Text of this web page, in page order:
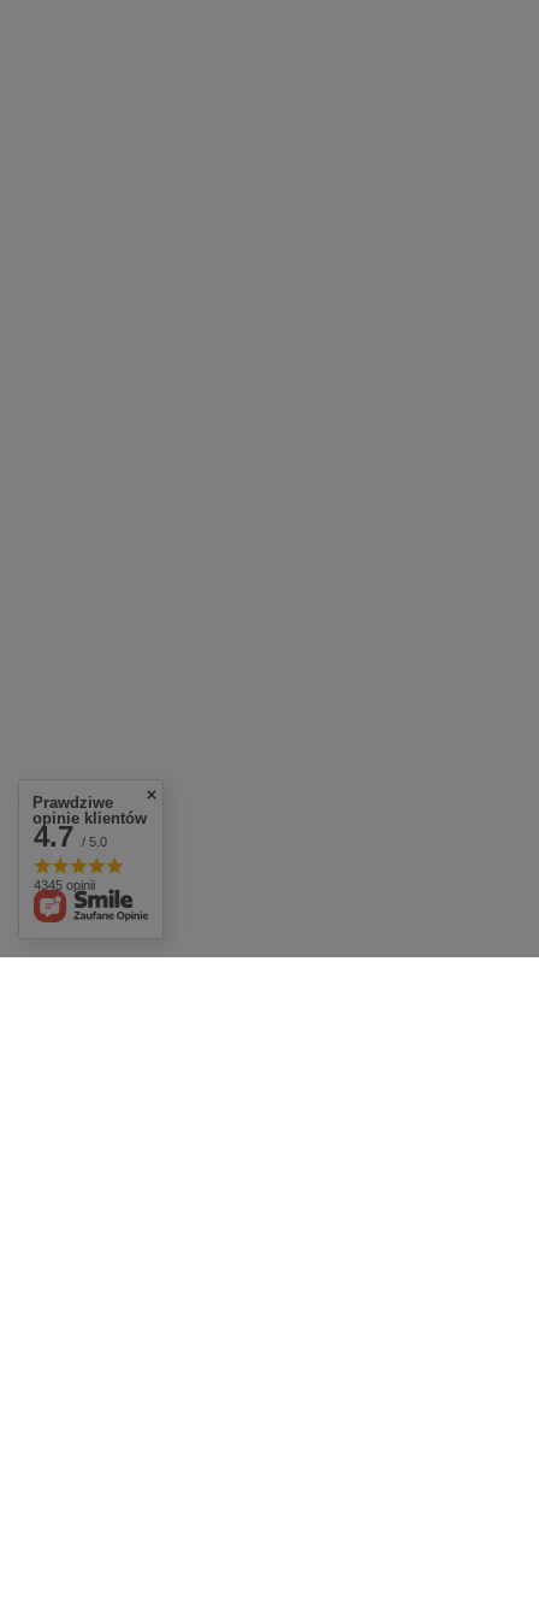
Prawdziwe
opinie klientów
4.7 / 5.0
4345 opinii